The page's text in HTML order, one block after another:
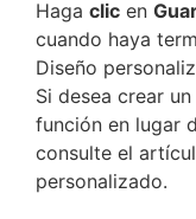
Haga clic en
cuando haya
Diseño
Si desea crear
función en lugar
consulte el
personalizado.